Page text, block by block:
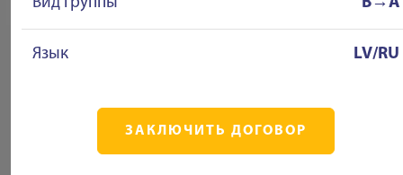
Язык LV/RU
ЗАКЛЮЧИТЬ ДОГОВОР